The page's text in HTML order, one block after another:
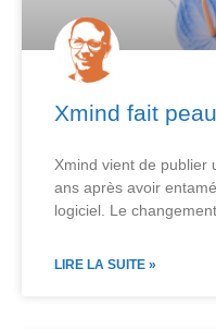
Xmind fait
Xmind vient de publier
ans après avoir
logiciel. Le
LIRE LA SUITE »